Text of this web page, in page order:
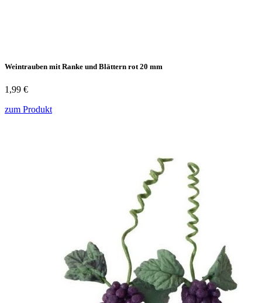
Weintrauben mit Ranke und Blättern rot 20 mm
1,99 €
zum Produkt